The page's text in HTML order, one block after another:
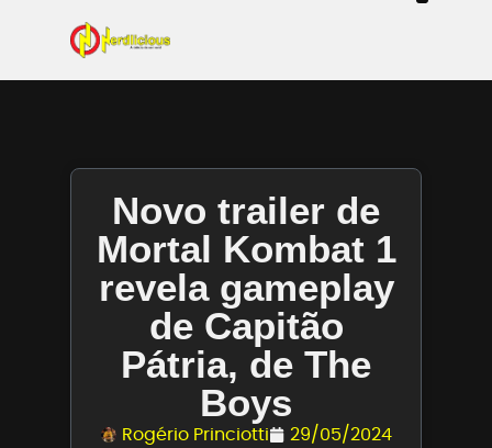
Novo trailer de
Mortal Kombat 1
revela gameplay
de Capitão
Pátria, de The
Boys
Rogério Princiotti 29/05/2024